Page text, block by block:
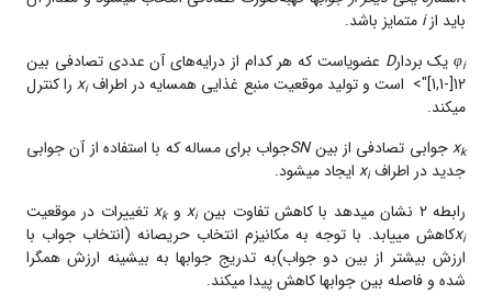
باید ازi متمایز باشد.
φi یک بردارD عضویاست که هر کدام از درایه‌های آن عددی تصادفی بین
12[-1,1]"> است و تولید موقعیت منبع غذایی همسایه در اطراف
xi را کنترل
می­کند.
xk جوابی تصادفی از بینSNجواب برای مساله که با استفاده از آن جوابی
جدید در اطرافxi
ایجاد می­شود.
رابطه 2 نشان می­دهد با کاهش تفاوت بین
xi و xk تغییرات در موقعیت
xi کاهش می­یابد. با توجه به مکانیزم انتخاب حریصانه (انتخاب جواب با
ارزش بیشتر از بین دو جواب)به تدریج جواب­ها به بیشینه ارزش همگرا
شده و فاصله‌ بین جواب­ها کاهش پیدا می­کند.